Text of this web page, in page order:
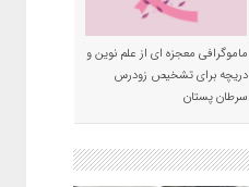
ماموگرافی معجزه ای از علم نوین و
دریچه برای تشخیص زودرس
سرطان پستان